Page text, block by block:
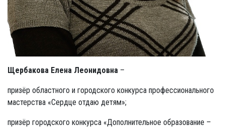
Щербакова Елена Леонидовна –
призёр областного и городского конкурса профессионального
мастерства «Сердце отдаю детям»;
призёр городского конкурса «Дополнительное образование –